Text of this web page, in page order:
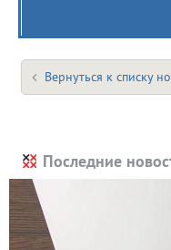
Вернуться к списку
Последние